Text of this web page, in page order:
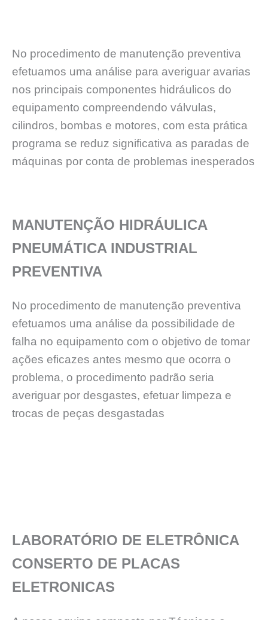
No procedimento de manutenção preventiva
efetuamos uma análise para averiguar avarias
nos principais componentes hidráulicos do
equipamento compreendendo válvulas,
cilindros, bombas e motores, com esta prática
programa se reduz significativa as paradas de
máquinas por conta de problemas inesperados
MANUTENÇÃO HIDRÁULICA
PNEUMÁTICA INDUSTRIAL
PREVENTIVA
No procedimento de manutenção preventiva
efetuamos uma análise da possibilidade de
falha no equipamento com o objetivo de tomar
ações eficazes antes mesmo que ocorra o
problema, o procedimento padrão seria
averiguar por desgastes, efetuar limpeza e
trocas de peças desgastadas
LABORATÓRIO DE ELETRÔNICA
CONSERTO DE PLACAS
ELETRONICAS